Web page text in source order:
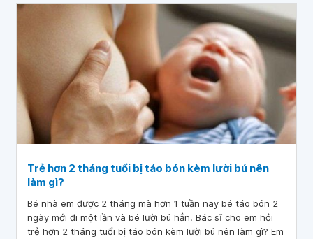
Trẻ hơn 2 tháng tuổi bị táo bón kèm lười bú nên
làm gì?
Bé nhà em được 2 tháng mà hơn 1 tuần nay bé táo bón 2
ngày mới đi một lần và bé lười bú hẳn. Bác sĩ cho em hỏi
trẻ hơn 2 tháng tuổi bị táo bón kèm lười bú nên làm gì? Em